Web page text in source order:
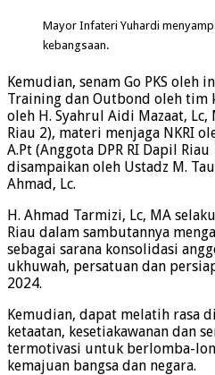
Mayor Infateri Yuhardi
kebangsaan.
Kemudian, senam Go PKS oleh
Training dan Outbond oleh tim
oleh H. Syahrul Aidi Mazaat, Lc,
Riau 2), materi menjaga NKRI
A.Pt (Anggota DPR RI Dapil
disampaikan oleh Ustadz M.
Ahmad, Lc.
H. Ahmad Tarmizi, Lc, MA
Riau dalam sambutannya
sebagai sarana konsolidasi
ukhuwah, persatuan dan
2024.
Kemudian, dapat melatih rasa
ketaatan, kesetiakawanan dan
termotivasi untuk berlomba-
kemajuan bangsa dan negara.